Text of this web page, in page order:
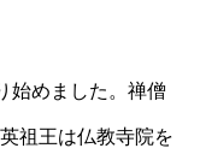
始めました。禅僧
祖王は仏教寺院を